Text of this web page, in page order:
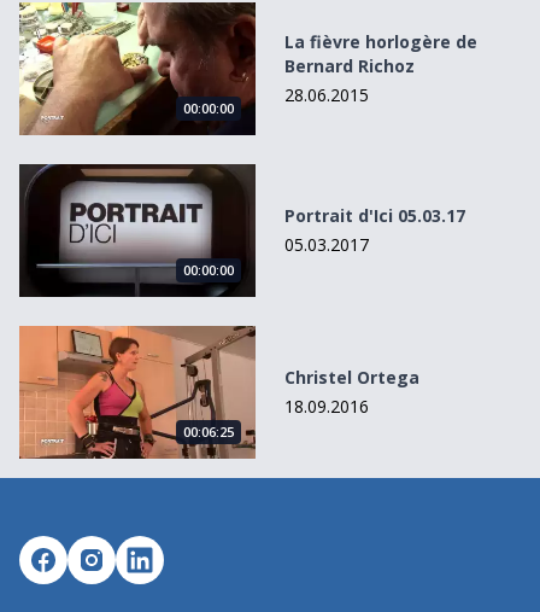
La fièvre horlogère de Bernard Richoz
00:00:00
La fièvre horlogère de
Bernard Richoz
28.06.2015
Portrait d&#039;Ici 05.03.17
00:00:00
Portrait d'Ici 05.03.17
05.03.2017
Christel Ortega
00:06:25
Christel Ortega
18.09.2016